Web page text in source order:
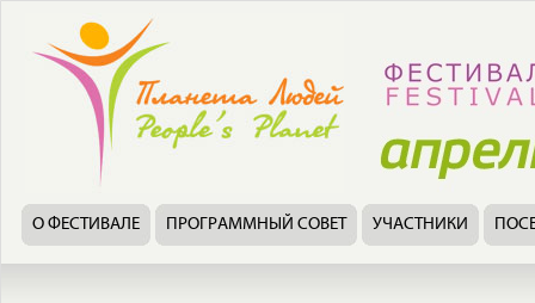
О ФЕСТИВАЛЕ ПРОГРАММНЫЙ СОВЕТ УЧАСТНИКИ